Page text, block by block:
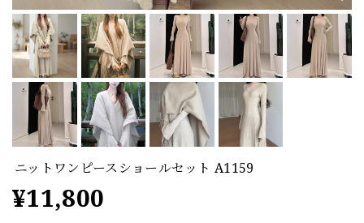
ニットワンピースショールセット A1159
¥11,800